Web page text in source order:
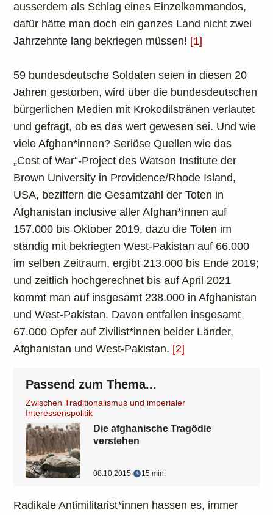
ausserdem als Schlag eines Einzelkommandos,
dafür hätte man doch ein ganzes Land nicht zwei
Jahrzehnte lang bekriegen müssen! [1]
59 bundesdeutsche Soldaten seien in diesen 20
Jahren gestorben, wird über die bundesdeutschen
bürgerlichen Medien mit Krokodilstränen verlautet
und gefragt, ob es das wert gewesen sei. Und wie
viele Afghan*innen? Seriöse Quellen wie das
„Cost of War“-Project des Watson Institute der
Brown University in Providence/Rhode Island,
USA, beziffern die Gesamtzahl der Toten in
Afghanistan inclusive aller Afghan*innen auf
157.000 bis Oktober 2019, dazu die Toten im
ständig mit bekriegten West-Pakistan auf 66.000
im selben Zeitraum, ergibt 213.000 bis Ende 2019;
und zeitlich hochgerechnet bis auf April 2021
kommt man auf insgesamt 238.000 in Afghanistan
und West-Pakistan. Davon entfallen insgesamt
67.000 Opfer auf Zivilist*innen beider Länder,
Afghanistan und West-Pakistan. [2]
Passend zum Thema...
Zwischen Traditionalismus und imperialer
Interessenspolitik
Die afghanische Tragödie
verstehen
08.10.2015‧ 15 min.
Radikale Antimilitarist*innen hassen es, immer